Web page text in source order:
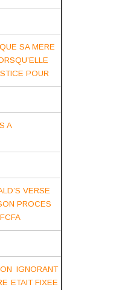
SA MERE
POUR
A
VERSE
PROCES
IGNORANT
ETAIT FIXEE